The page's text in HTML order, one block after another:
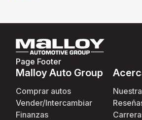
los que califican todos los consumidores.
o incentivos adicionales según la
precios están sujetos a cambios según los
Qué no está incluido:
Todos los precios anunciados EXCLUYEN el
seleccionado por el comprador, así como los
locales, placas, registro y tarifas de título.
Page Footer
Malloy Auto Group
Comprar autos
Vender/Intercambiar
Finanzas